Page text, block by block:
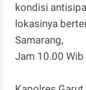
kondisi
lokasinya
Samarang,
Jam 10.00 Wib